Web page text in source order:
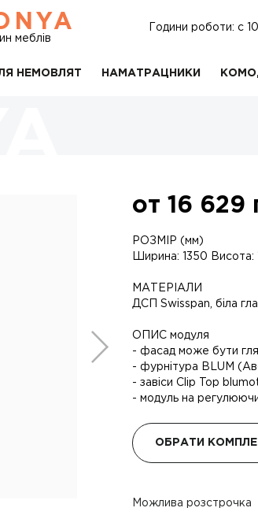
меблів
Години роботи: c
НЕМОВЛЯТ НАМАТРАЦНИКИ
от 16 629
РОЗМІР (мм)
Ширина: 1350 Висота:
МАТЕРІАЛИ
ДСП Swisspan, біла
ОПИС модуля
- фасад може бути
- фурнітура BLUM
- завіси Clip Top
- модуль на
ОБРАТИ
Можлива розстрочка